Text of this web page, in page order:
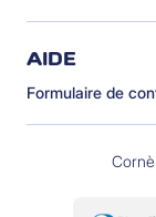
AIDE
Formulaire de